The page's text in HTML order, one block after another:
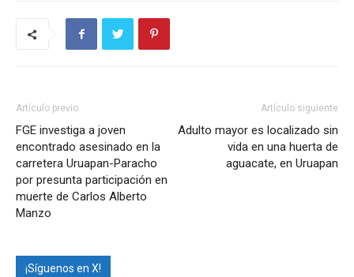
Artículo previo
FGE investiga a joven
encontrado asesinado en la
carretera Uruapan-Paracho
por presunta participación en
muerte de Carlos Alberto
Manzo
Artículo siguiente
Adulto mayor es localizado sin
vida en una huerta de
aguacate, en Uruapan
¡Síguenos en X!